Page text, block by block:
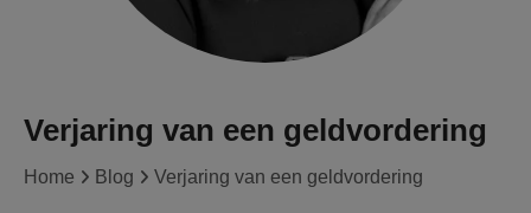
Verjaring van een geldvordering
Home Blog Verjaring van een geldvordering